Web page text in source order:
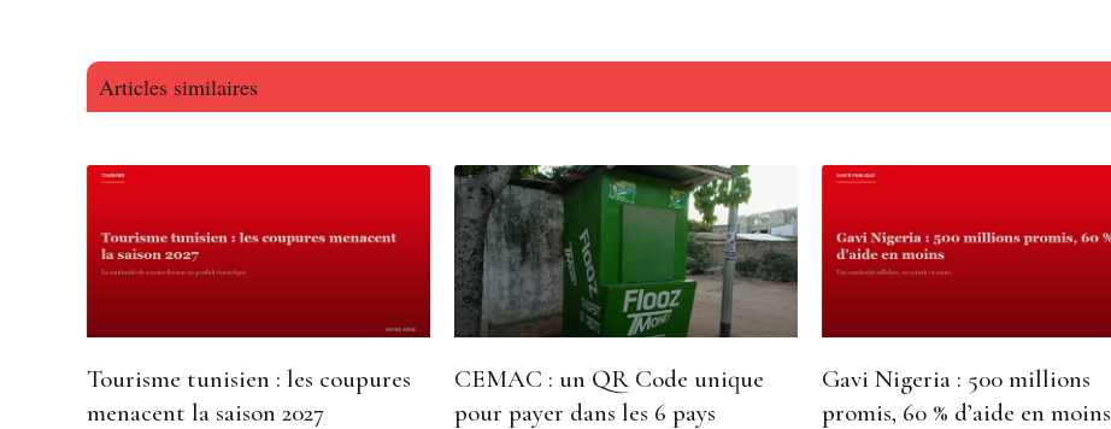
Articles similaires
Tourisme tunisien : les coupures
menacent la saison 2027
CEMAC : un QR Code unique
pour payer dans les 6 pays
Gavi Nigeria : 500 millions
promis, 60 % d’aide en moins